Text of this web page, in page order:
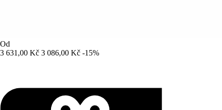
Od
3 631,00 Kč 3 086,00 Kč -15%